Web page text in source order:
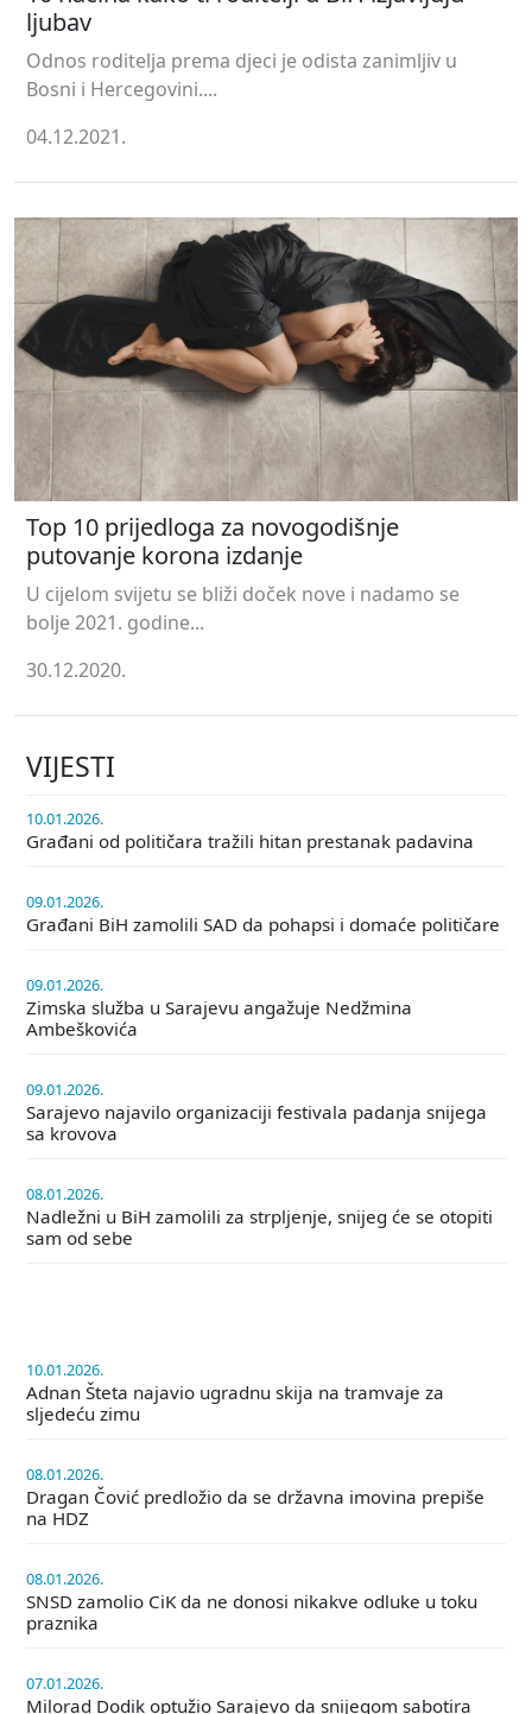
ljubav
Odnos roditelja prema djeci je odista zanimljiv u
Bosni i Hercegovini....
04.12.2021.
Top 10 prijedloga za novogodišnje
putovanje korona izdanje
U cijelom svijetu se bliži doček nove i nadamo se
bolje 2021. godine...
30.12.2020.
VIJESTI
10.01.2026.
Građani od političara tražili hitan prestanak padavina
09.01.2026.
Građani BiH zamolili SAD da pohapsi i domaće političare
09.01.2026.
Zimska služba u Sarajevu angažuje Nedžmina
Ambeškovića
09.01.2026.
Sarajevo najavilo organizaciji festivala padanja snijega
sa krovova
08.01.2026.
Nadležni u BiH zamolili za strpljenje, snijeg će se otopiti
sam od sebe
10.01.2026.
Adnan Šteta najavio ugradnu skija na tramvaje za
sljedeću zimu
08.01.2026.
Dragan Čović predložio da se državna imovina prepiše
na HDZ
08.01.2026.
SNSD zamolio CiK da ne donosi nikakve odluke u toku
praznika
07.01.2026.
Milorad Dodik optužio Sarajevo da snijegom sabotira